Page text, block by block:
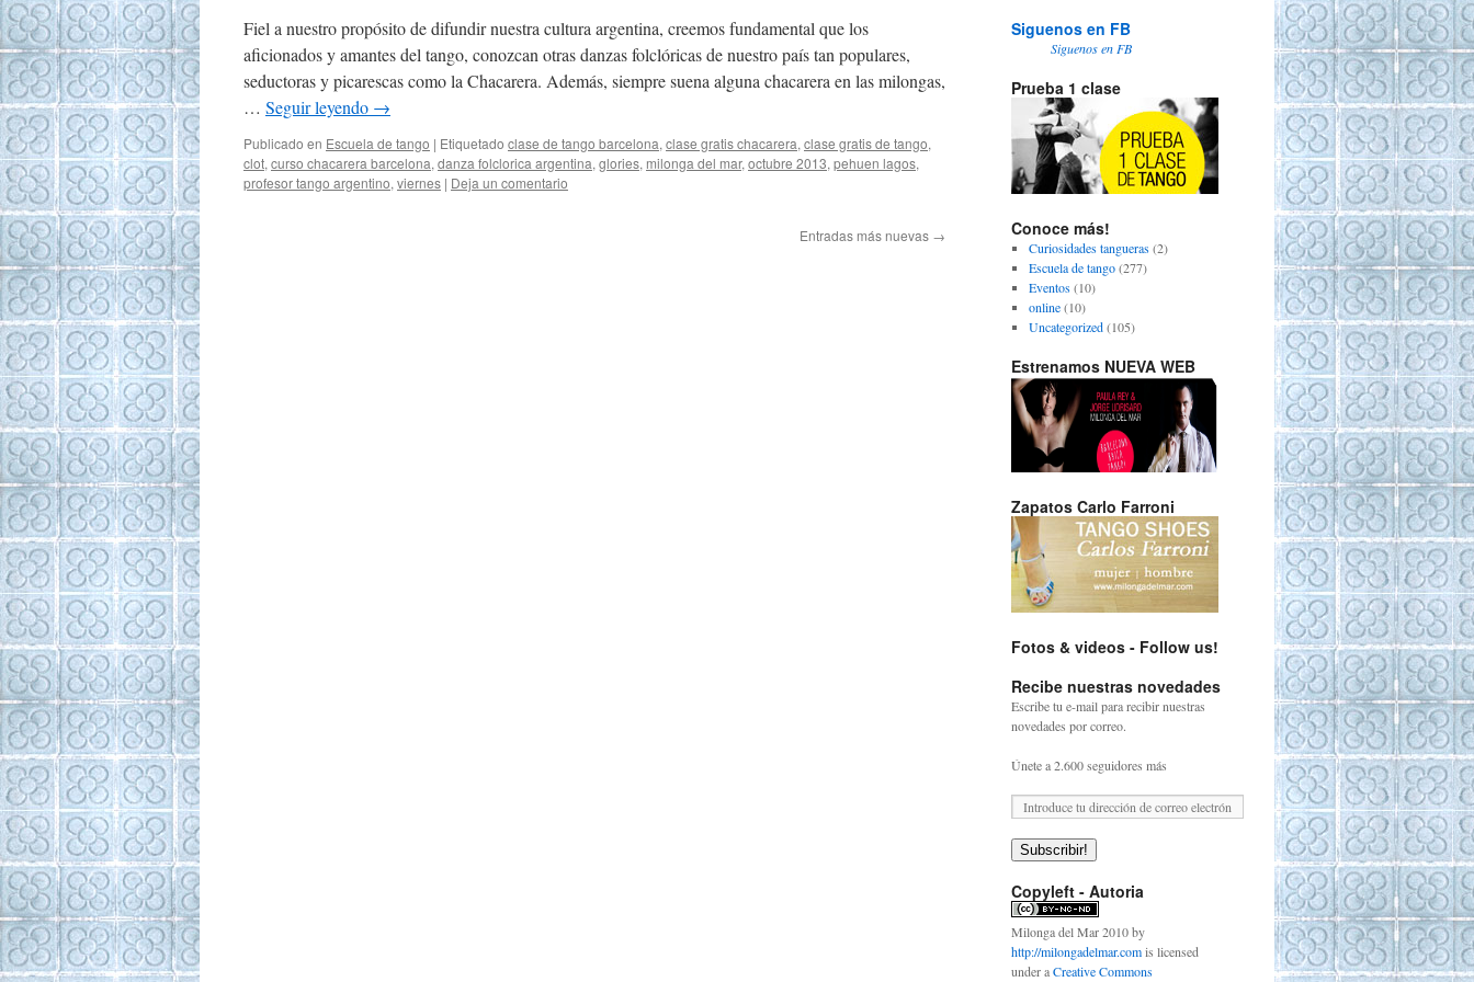
Fiel a nuestro propósito de difundir nuestra cultura argentina, creemos fundamental que los
aficionados y amantes del tango, conozcan otras danzas folclóricas de nuestro país tan populares,
seductoras y picarescas como la Chacarera. Además, siempre suena alguna chacarera en las milongas,
… Seguir leyendo →
Publicado en Escuela de tango | Etiquetado clase de tango barcelona, clase gratis chacarera, clase gratis de tango,
clot, curso chacarera barcelona, danza folclorica argentina, glories, milonga del mar, octubre 2013, pehuen lagos,
profesor tango argentino, viernes | Deja un comentario
Entradas más nuevas →
Siguenos en FB
Siguenos en FB
Prueba 1 clase
Conoce más!
Curiosidades tangueras(2)
Escuela de tango(277)
Eventos(10)
online(10)
Uncategorized(105)
Estrenamos NUEVA WEB
Zapatos Carlo Farroni
Fotos & videos - Follow us!
Recibe nuestras novedades
Escribe tu e-mail para recibir nuestras
novedades por correo.
Únete a 2.600 seguidores más
Subscribir!
Copyleft - Autoria
Milonga del Mar 2010by
http://milongadelmar.comis licensed
under aCreative Commons